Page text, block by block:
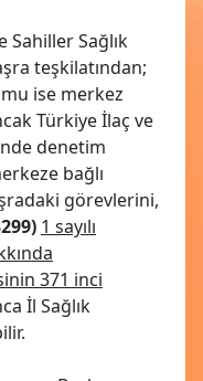
Sahiller Sağlık
teşkilatından;
ise merkez
Türkiye İlaç ve
denetim
bağlı
görevlerini,
1 sayılı
371 inci
İl Sağlık